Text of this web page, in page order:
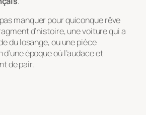
manquer pour quiconque rêve
d’histoire, une voiture qui a
du losange, ou une pièce
époque où l’audace et
de pair.